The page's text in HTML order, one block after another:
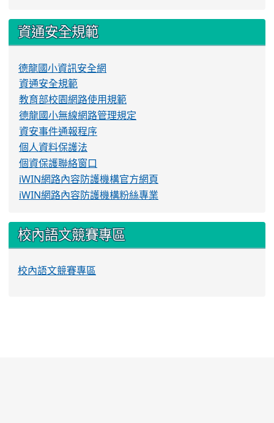
資通安全規範
德龍國小資訊安全網
資通安全規範
教育部校園網路使用規範
德龍國小無線網路管理規定
資安事件通報程序
個人資料保護法
個資保護聯絡窗口
iWIN網路內容防護機構官方網頁
iWIN網路內容防護機構粉絲專業
校內語文競賽專區
校內語文競賽專區